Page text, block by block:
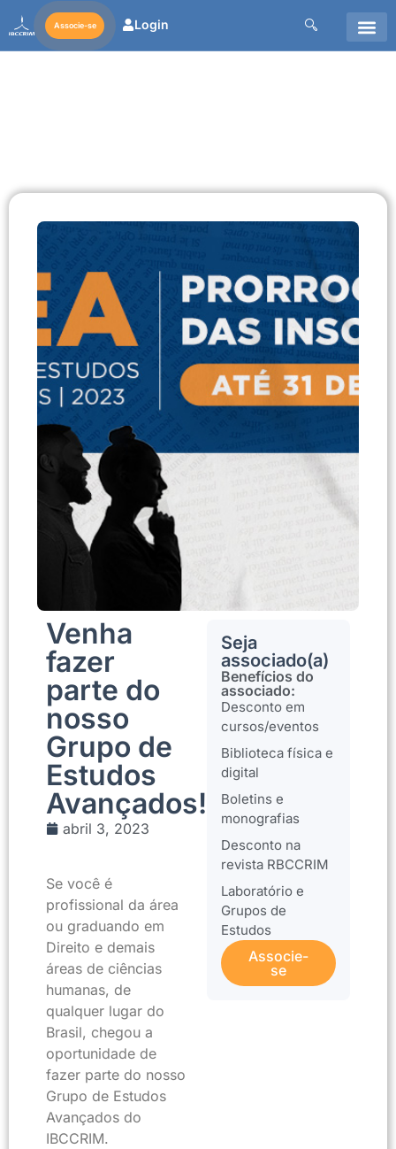
Associe-se Login
Venha
fazer
parte do
nosso
Grupo de
Estudos
Avançados!
abril 3, 2023
Se você é
profissional da área
ou graduando em
Direito e demais
áreas de ciências
humanas, de
qualquer lugar do
Brasil, chegou a
oportunidade de
fazer parte do nosso
Grupo de Estudos
Avançados do
IBCCRIM.
Seja
associado(a)
Benefícios do
associado:
Desconto em
cursos/eventos
Biblioteca física e
digital
Boletins e
monografias
Desconto na
revista RBCCRIM
Laboratório e
Grupos de
Estudos
Associe-
se